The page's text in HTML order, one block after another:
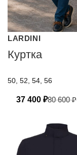
LARDINI
Куртка
50, 52, 54, 56
37 400 ₽80 600₽